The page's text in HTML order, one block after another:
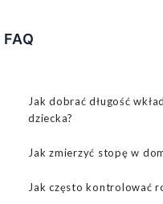
FAQ
Jak dobrać długość
dziecka?
Jak zmierzyć stopę w
Jak często kontrolować